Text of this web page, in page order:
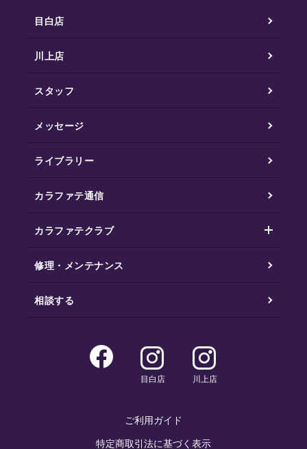
目白店
川上店
スタッフ
メッセージ
ライブラリー
カラファテ通信
カラファテクラブ
修理・メンテナンス
相談する
目白店 川上店
ご利用ガイド
特定商取引法に基づく表示